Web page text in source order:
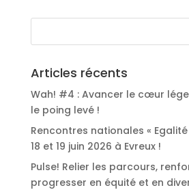
Articles récents
Wah! #4 : Avancer le cœur
le poing levé !
Rencontres nationales «
18 et 19 juin 2026 à Evreux !
Pulse! Relier les parcours,
progresser en équité et en